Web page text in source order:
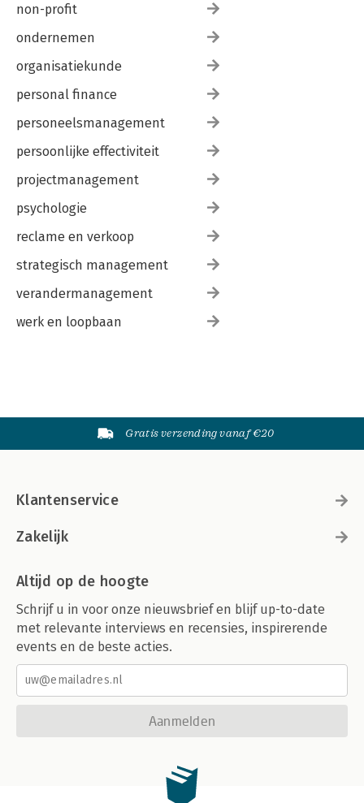
non-profit
ondernemen
organisatiekunde
personal finance
personeelsmanagement
persoonlijke effectiviteit
projectmanagement
psychologie
reclame en verkoop
strategisch management
verandermanagement
werk en loopbaan
Gratis verzending vanaf €20
Klantenservice
Zakelijk
Altijd op de hoogte
Schrijf u in voor onze nieuwsbrief en blijf up-to-date
met relevante interviews en recensies, inspirerende
events en de beste acties.
Aanmelden